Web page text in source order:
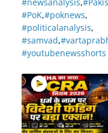
#PoK,#poknews,
#politicalanalysis,
#samvad,
#youtubenewsshorts